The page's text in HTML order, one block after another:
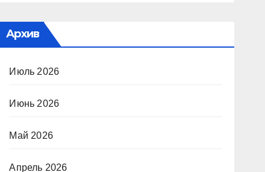
Архив
Июль 2026
Июнь 2026
Май 2026
Апрель 2026